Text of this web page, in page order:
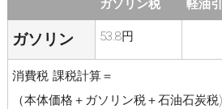
ガソリン税 軽油
ガソリン 53.8円
消費税 課税計算＝
（本体価格＋ガソリン税＋石油石炭